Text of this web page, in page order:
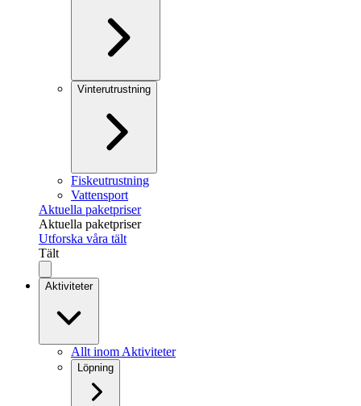
Vinterutrustning
Fiskeutrustning
Vattensport
Aktuella paketpriser
Aktuella paketpriser
Utforska våra tält
Tält
Aktiviteter
Allt inom Aktiviteter
Löpning